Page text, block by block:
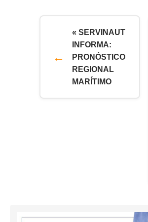
« SERVINAUT
INFORMA:
PRONÓSTICO
REGIONAL
MARÍTIMO